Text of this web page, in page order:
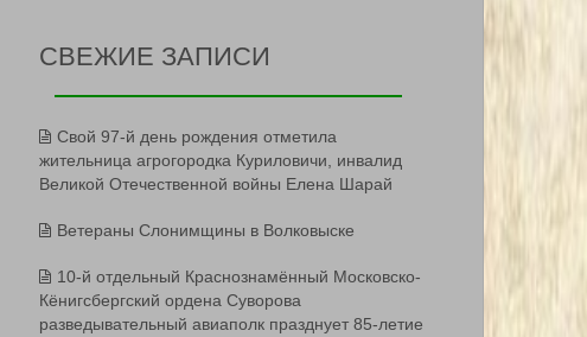
СВЕЖИЕ ЗАПИСИ
Свой 97-й день рождения отметила
жительница агрогородка Куриловичи, инвалид
Великой Отечественной войны Елена Шарай
Ветераны Слонимщины в Волковыске
10-й отдельный Краснознамённый Московско-
Кёнигсбергский ордена Суворова
разведывательный авиаполк празднует 85-летие